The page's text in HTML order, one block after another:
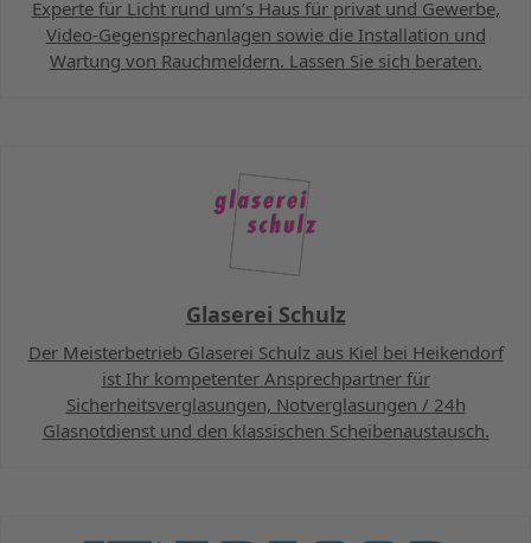
Experte für Licht rund um’s Haus für privat und Gewerbe,
Video-Gegensprechanlagen sowie die Installation und
Wartung von Rauchmeldern. Lassen Sie sich beraten.
Glaserei Schulz
Der Meisterbetrieb Glaserei Schulz aus Kiel bei Heikendorf
ist Ihr kompetenter Ansprechpartner für
Sicherheitsverglasungen, Notverglasungen / 24h
Glasnotdienst und den klassischen Scheibenaustausch.